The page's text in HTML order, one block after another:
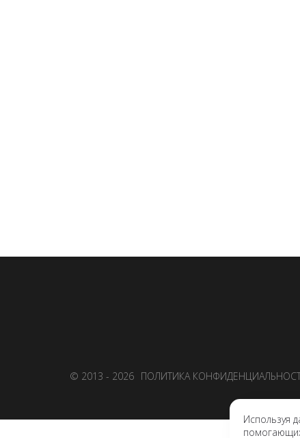
© 2013 - 2026 ПОЛИТИКА
Используя